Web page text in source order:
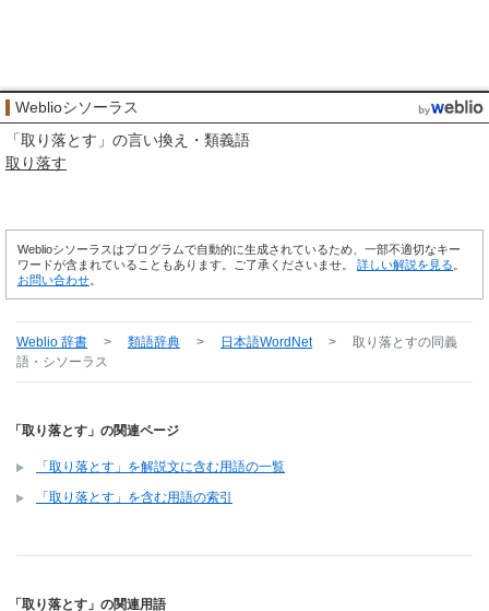
Weblioシソーラス
「取り落とす 」の言い換え・類義語
取り落す
Weblioシソーラスはプログラムで自動的に生成されているため、一部不適切なキー
ワードが含まれていることもあります。ご了承くださいませ。 詳しい解説を見る
お問い合わせ
Weblio 辞書 > 類語辞典 > 日本語WordNet > 取り落とすの同義
語・シソーラス
「取り落とす」の関連ページ
「取り落とす」を解説文に含む用語の一覧
「取り落とす」を含む用語の索引
「取り落とす」の関連用語